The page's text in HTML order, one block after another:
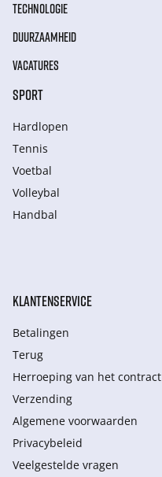
TECHNOLOGIE
DUURZAAMHEID
VACATURES
SPORT
Hardlopen
Tennis
Voetbal
Volleybal
Handbal
KLANTENSERVICE
Betalingen
Terug
Herroeping van het contract
Verzending
Algemene voorwaarden
Privacybeleid
Veelgestelde vragen